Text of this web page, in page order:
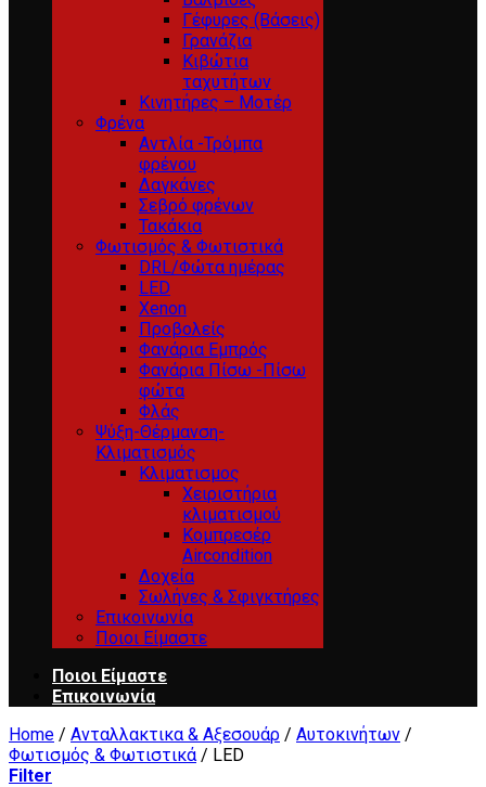
Γέφυρες (Βάσεις)
Γρανάζια
Κιβώτια
ταχυτήτων
Κινητήρες – Μοτέρ
Φρένα
Αντλία -Τρόμπα
φρένου
Δαγκάνες
Σεβρό φρένων
Τακάκια
Φωτισμός & Φωτιστικά
DRL/Φώτα ημέρας
LED
Xenon
Προβολείς
Φανάρια Εμπρός
Φανάρια Πίσω -Πίσω
φώτα
Φλάς
Ψύξη-Θέρμανση-
Κλιματισμός
Κλιματισμος
Χειριστήρια
κλιματισμού
Κομπρεσέρ
Aircondition
Δοχεία
Σωλήνες & Σφιγκτήρες
Επικοινωνία
Ποιοι Είμαστε
Ποιοι Είμαστε
Επικοινωνία
Home / Ανταλλακτικα & Αξεσουάρ / Αυτοκινήτων /
Φωτισμός & Φωτιστικά / LED
Filter